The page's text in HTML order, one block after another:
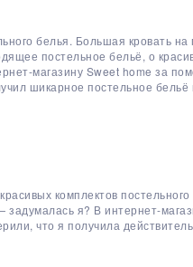
белья. Большая кровать на
постельное бельё, о
магазину Sweet home за
шикарное постельное бельё
комплектов
я? В интернет-
что я получила